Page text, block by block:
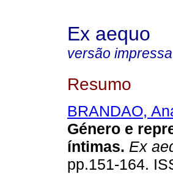
Ex aequo
versão impressa
Resumo
BRANDAO,
Género e
íntimas. Ex
pp.151-164.